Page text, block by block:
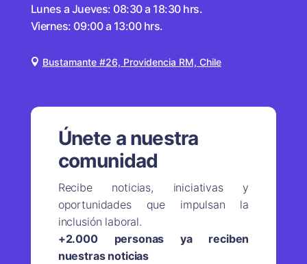
Lunes a Jueves: 08:30 a 18:30 hrs.
Viernes: 09:00 a 13:00 hrs.
Bustamante #26, Providencia RM, Chile
Únete a nuestra
comunidad
Recibe noticias, iniciativas y
oportunidades que impulsan la
inclusión laboral.
+2.000 personas ya reciben
nuestras noticias